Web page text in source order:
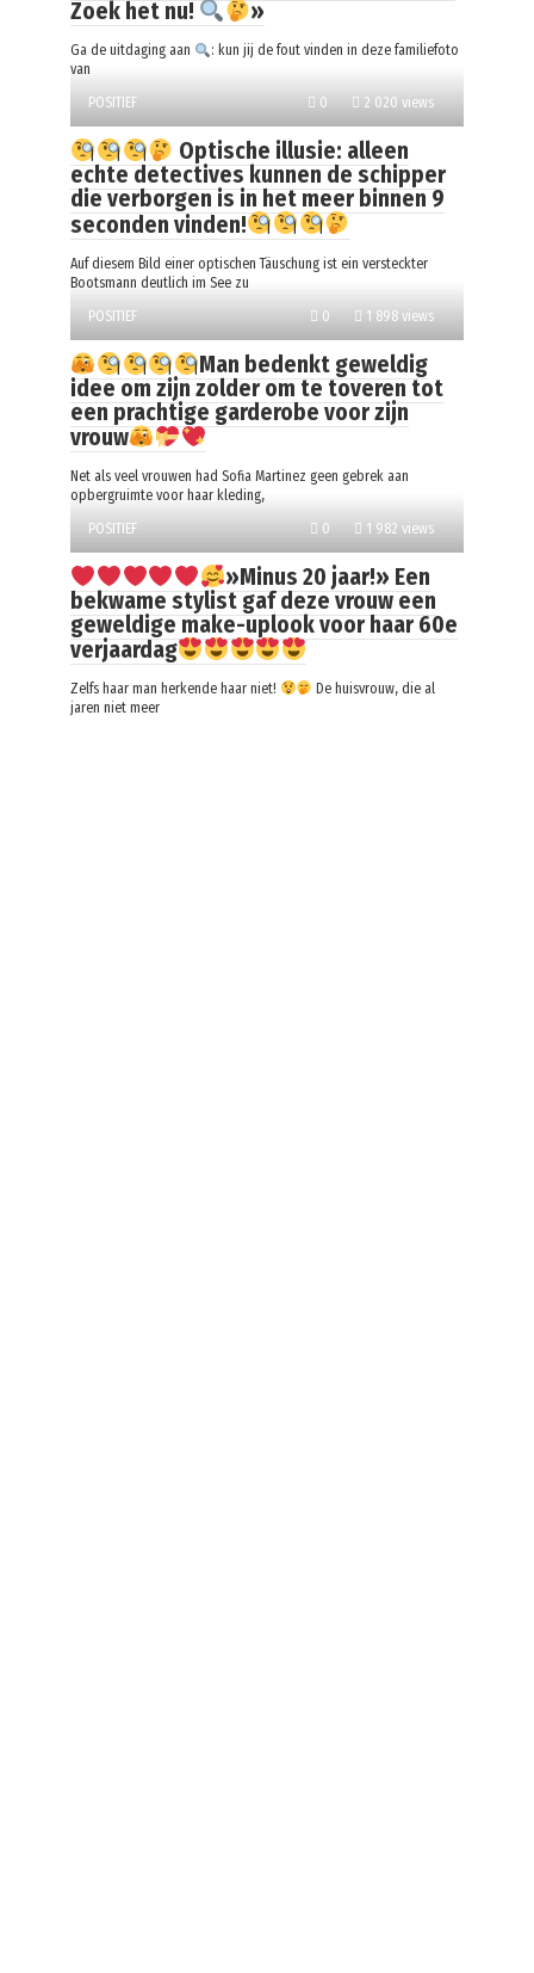
Zoek het nu!
»
Ga de uitdaging aan
: kun jij de fout vinden in deze familiefoto
van
POSITIEF
0 2 020 views
Optische illusie: alleen
echte detectives kunnen de schipper
die verborgen is in het meer binnen 9
seconden vinden!
Auf diesem Bild einer optischen Täuschung ist ein versteckter
Bootsmann deutlich im See zu
POSITIEF
0 1 898 views
Man bedenkt geweldig
idee om zijn zolder om te toveren tot
een prachtige garderobe voor zijn
vrouw
Net als veel vrouwen had Sofia Martinez geen gebrek aan
opbergruimte voor haar kleding,
POSITIEF
0 1 982 views
»Minus 20 jaar!» Een
bekwame stylist gaf deze vrouw een
geweldige make-uplook voor haar 60e
verjaardag
Zelfs haar man herkende haar niet!
De huisvrouw, die al
jaren niet meer